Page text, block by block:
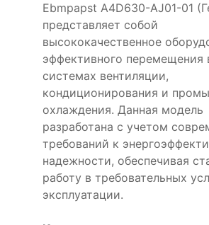
Ebmpapst A4D630-AJ01-01
представляет собой
высококачественное
эффективного перемещения
системах вентиляции,
кондиционирования и
охлаждения. Данная модель
разработана с учетом
требований к
надежности, обеспечивая
работу в требовательных
эксплуатации.